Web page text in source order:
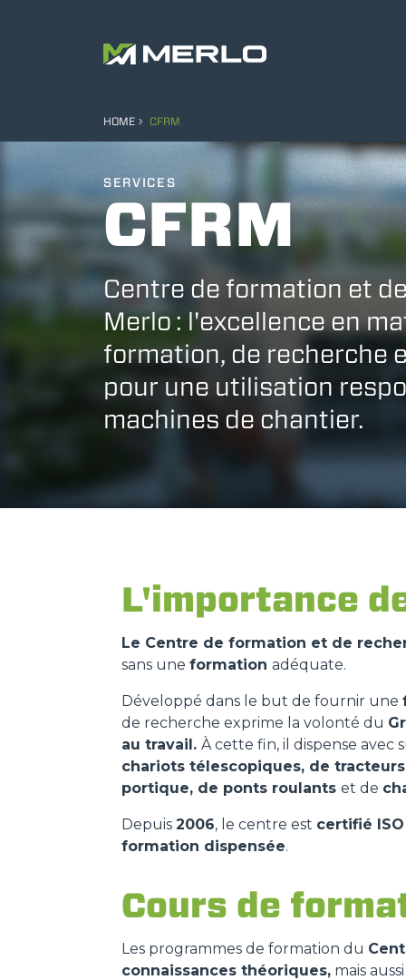
HOME CFRM
SERVICES
CFRM
Centre de formation et
Merlo : l'excellence en
formation, de recherche
pour une utilisation
machines de chantier.
L'importance
Le Centre de formation et de
sans une formation adéquate.
Développé dans le but de fournir une
de recherche exprime la volonté du
au travail. À cette fin, il dispense avec
chariots télescopiques, de
portique, de ponts roulants et de
Depuis 2006, le centre est certifié ISO
formation dispensée.
Cours de
Les programmes de formation du
connaissances théoriques, mais